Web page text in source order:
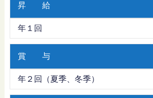
昇 給
年１回
賞 与
年２回（夏季、冬季）